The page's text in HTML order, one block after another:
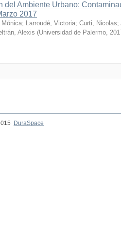
del Ambiente Urbano:
2017
Mónica; Larroudé, Victoria; Curti, Nicolas;
Alexis (Universidad de Palermo,
DuraSpace